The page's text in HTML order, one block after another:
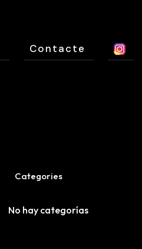
Contacte
Categories
No hay categorías